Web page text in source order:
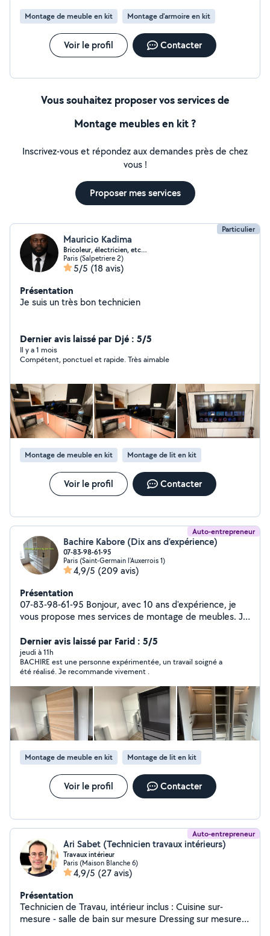
Montage de meuble en kit Montage d'armoire en kit
Voir le profil Contacter
Vous souhaitez proposer vos services de
Montage meubles en kit ?
Inscrivez-vous et répondez aux demandes près de chez
vous !
Proposer mes services
Particulier
Mauricio Kadima
Bricoleur, électricien, etc…
Paris (Salpetriere 2)
5/5 (18 avis)
Présentation
Je suis un très bon technicien
Dernier avis laissé par Djé : 5/5
Il y a 1 mois
Compétent, ponctuel et rapide. Très aimable
Montage de meuble en kit Montage de lit en kit
Voir le profil Contacter
Auto-entrepreneur
Bachire Kabore (Dix ans d’expérience)
07-83-98-61-95
Paris (Saint-Germain l'Auxerrois 1)
4,9/5 (209 avis)
Présentation
07-83-98-61-95 Bonjour, avec 10 ans d'expérience, je
vous propose mes services de montage de meubles. Je
Leroy Merlin, Conforama, etc.). Spécialiste dressing
PAX, lits, armoires, canapés. Monteur expérimenté, je
dispose de tout le matériel nécessaire
Dernier avis laissé par Farid : 5/5
jeudi à 11h
BACHIRE est une personne expérimentée, un travail soigné a
été réalisé. Je recommande vivement .
Montage de meuble en kit Montage de lit en kit
Voir le profil Contacter
Auto-entrepreneur
Ari Sabet (Technicien travaux intérieurs)
Travaux intérieur
Paris (Maison Blanche 6)
4,9/5 (27 avis)
Présentation
Technicien de Travau, intérieur inclus : Cuisine sur-
mesure - salle de bain sur mesure Dressing sur mesure -